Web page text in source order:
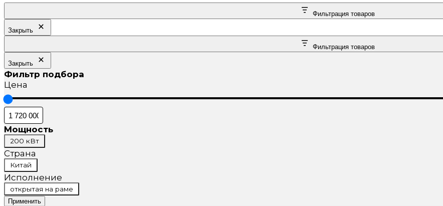
Фильтрация товаров
Закрыть
Фильтрация товаров
Закрыть
Фильтр подбора
Цена
Мощность
Мощность
200 кВт
Страна
Страна
Китай
Исполнение
Исполнение
открытая на раме
Применить